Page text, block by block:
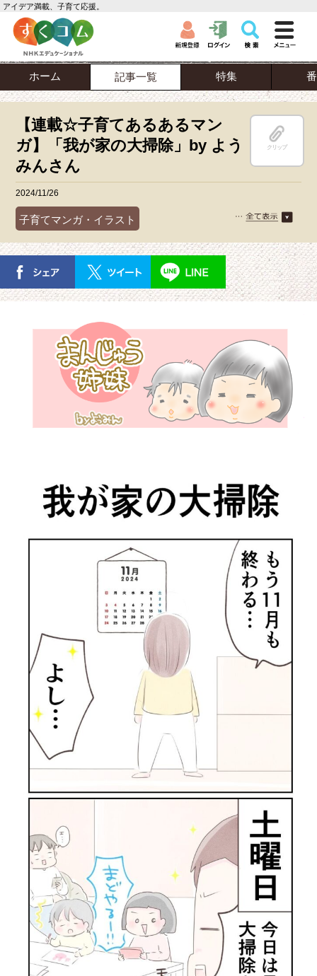
アイデア満載、子育て応援。
ホーム 記事一覧 特集
【連載☆子育てあるあるマン
ガ】「我が家の大掃除」by よう
みんさん
クリップ
2024/11/26
子育てマンガ・イラスト